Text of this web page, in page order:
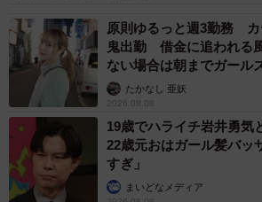
原則ゆるっと週3勤務 カ
鬼出勤 借金に追われる
ない場合は朝までガール
ストに取材】
たかなし 亜妖
2026.08.08
19歳でハライチ岩井勇気
22歳元おはガール髪バッ
すぎ」
まいどなメディア